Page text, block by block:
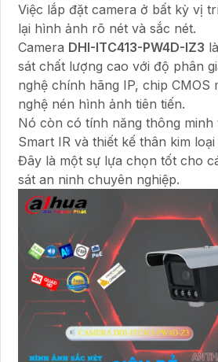
Việc lắp đặt camera ở bất kỳ vị
lại hình ảnh rõ nét và sắc nét.
Camera DHI-ITC413-PW4D-IZ3
sát chất lượng cao với độ phân
nghệ chính hãng IP, chip CMOS
nghệ nén hình ảnh tiên tiến.
Nó còn có tính năng thông minh
Smart IR và thiết kế thân kim
Đây là một sự lựa chọn tốt cho
sát an ninh chuyên nghiệp.